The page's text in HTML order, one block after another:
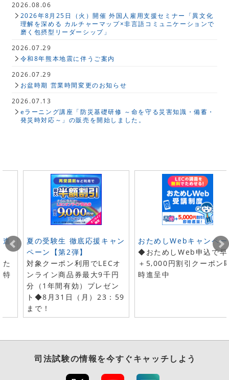
2026.08.06
2026年8月25日（火）開催 外国人雇用支援セミナー「異文化
理解を深める カルチャーマップ×非言語コミュニケーションで
磨く包摂型リーダーシップ」
2026.07.29
令和8年熊本地震に伴うご案内
2026.07.29
お盆時期 営業時間変更のお知らせ
2026.07.13
eラーニング講座「防災基礎研修 ～命を守る災害知識・備蓄・
発災時対応～」の販売を開始しました。
進
特
夏の受験生 徹底応援キャン
ペーン【第2弾】
対象クーポン利用でLECオ
ンライン商品券最大9千円
分（1年間有効）プレゼン
ト◆8月31日（月）23：59
まで！
おためしWebキャンペ
◆おためしWeb申込で早
＋5,000円割引クーポン
時進呈中
司法試験の情報を今すぐキャッチしよう